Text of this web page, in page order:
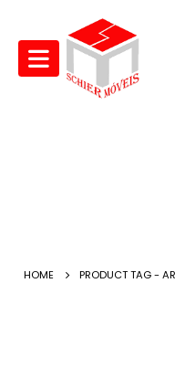
HOME PRODUCT TAG -